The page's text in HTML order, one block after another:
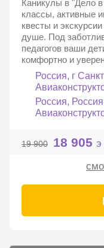
Каникулы в "Дело в
классы, активные
квесты и
душе. Под
педагогов ваши
комфортно и
Россия, г
Россия,
19 900 18 905 э